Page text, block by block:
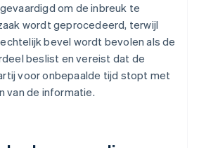
om de inbreuk te
wordt geprocedeerd, terwijl
bevel wordt bevolen als de
beslist en vereist dat de
voor onbepaalde tijd stopt met
van de informatie.